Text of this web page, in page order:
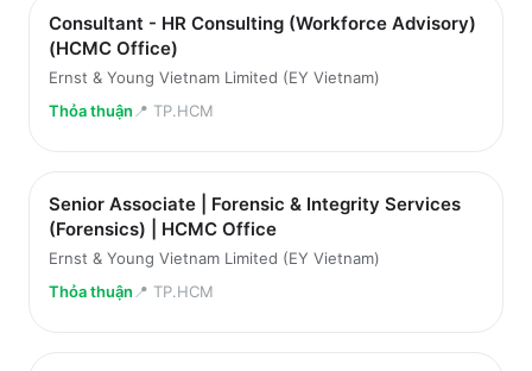
Consultant - HR Consulting (Workforce Advisory)
(HCMC Office)
Ernst & Young Vietnam Limited (EY Vietnam)
Thỏa thuận 📍 TP.HCM
Senior Associate | Forensic & Integrity Services
(Forensics) | HCMC Office
Ernst & Young Vietnam Limited (EY Vietnam)
Thỏa thuận 📍 TP.HCM